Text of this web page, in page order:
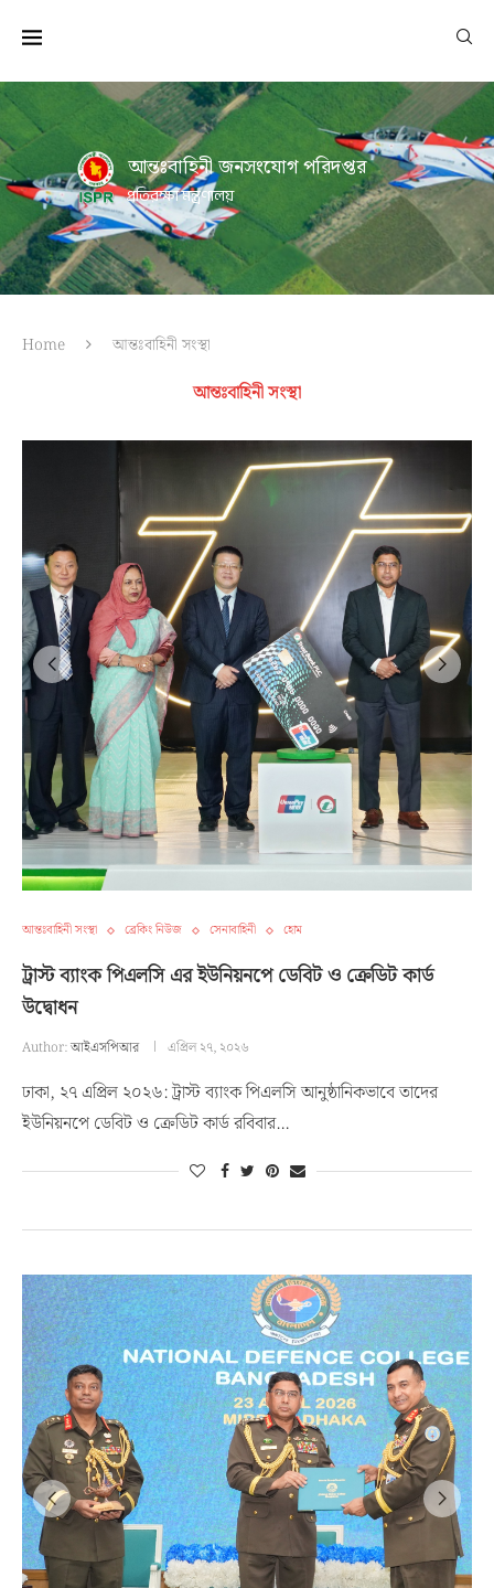
আন্তঃবাহিনী জনসংযোগ পরিদপ্তর
প্রতিরক্ষা মন্ত্রণালয়
Home আন্তঃবাহিনী সংস্থা
আন্তঃবাহিনী সংস্থা
আন্তঃবাহিনী সংস্থা ব্রেকিং নিউজ সেনাবাহিনী হোম
ট্রাস্ট ব্যাংক পিএলসি এর ইউনিয়নপে ডেবিট ও ক্রেডিট কার্ড
উদ্বোধন
Author:আইএসপিআর এপ্রিল ২৭, ২০২৬
ঢাকা, ২৭ এপ্রিল ২০২৬: ট্রাস্ট ব্যাংক পিএলসি আনুষ্ঠানিকভাবে তাদের
ইউনিয়নপে ডেবিট ও ক্রেডিট কার্ড রবিবার…